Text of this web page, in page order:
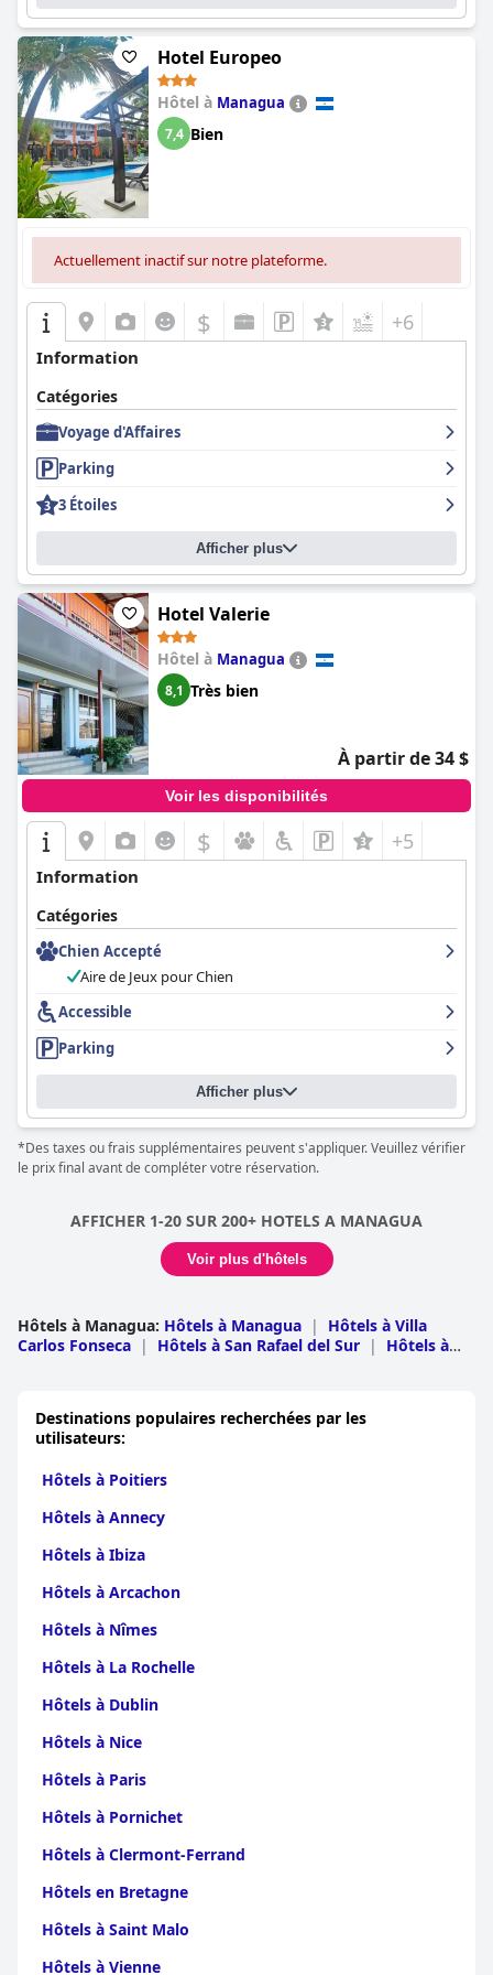
Hotel Europeo
Hôtel à Managua
7,4 Bien
Actuellement inactif sur notre plateforme.
$ +6
Information
Catégories
Voyage d'Affaires
Parking
3 Étoiles
Afficher plus
Hotel Valerie
Hôtel à Managua
8,1 Très bien
À partir de 34 $
Voir les disponibilités
$ +5
Information
Catégories
Chien Accepté
Aire de Jeux pour Chien
Accessible
Parking
Afficher plus
*Des taxes ou frais supplémentaires peuvent s'appliquer. Veuillez vérifier
le prix final avant de compléter votre réservation.
AFFICHER 1-20 SUR 200+ HOTELS A MANAGUA
Voir plus d'hôtels
Hôtels à Managua: Hôtels à Managua |
Hôtels à Villa
Carlos Fonseca | Hôtels à San Rafael del Sur |
Hôtels à
Destinations populaires recherchées par les
utilisateurs:
Hôtels à Poitiers
Hôtels à Annecy
Hôtels à Ibiza
Hôtels à Arcachon
Hôtels à Nîmes
Hôtels à La Rochelle
Hôtels à Dublin
Hôtels à Nice
Hôtels à Paris
Hôtels à Pornichet
Hôtels à Clermont-Ferrand
Hôtels en Bretagne
Hôtels à Saint Malo
Hôtels à Vienne